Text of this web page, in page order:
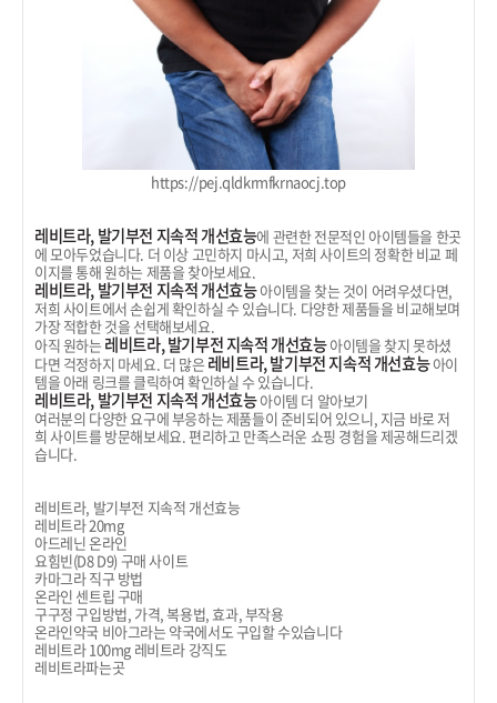
https://pej.qldkrmfkrnaocj.top
레비트라, 발기부전 지속적 개선효능에 관련한 전문적인 아이템들을 한곳
에 모아두었습니다. 더 이상 고민하지 마시고, 저희 사이트의 정확한 비교 페
이지를 통해 원하는 제품을 찾아보세요.
레비트라, 발기부전 지속적 개선효능아이템을 찾는 것이 어려우셨다면,
저희 사이트에서 손쉽게 확인하실 수 있습니다. 다양한 제품들을 비교해보며
가장 적합한 것을 선택해보세요.
아직 원하는 레비트라, 발기부전 지속적 개선효능아이템을 찾지 못하셨
다면 걱정하지 마세요. 더 많은레비트라, 발기부전 지속적 개선효능아이
템을 아래 링크를 클릭하여 확인하실 수 있습니다.
레비트라, 발기부전 지속적 개선효능아이템 더 알아보기
여러분의 다양한 요구에 부응하는 제품들이 준비되어 있으니, 지금 바로 저
희 사이트를 방문해보세요. 편리하고 만족스러운 쇼핑 경험을 제공해드리겠
습니다.
레비트라, 발기부전 지속적 개선효능
레비트라 20mg
아드레닌 온라인
요힘빈(D8 D9) 구매 사이트
카마그라 직구 방법
온라인 센트립 구매
구구정 구입방법, 가격, 복용법, 효과, 부작용
온라인약국 비아그라는 약국에서도 구입할 수있습니다
레비트라 100mg 레비트라 강직도
레비트라파는곳